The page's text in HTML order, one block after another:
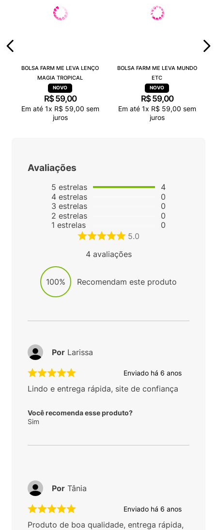
BOLSA FARM ME LEVA LENÇO
MAGIA TROPICAL
R$ 59,00
Em até 1x R$ 59,00 sem
juros
BOLSA FARM ME LEVA MUNDO
ETC
R$ 59,00
Em até 1x R$ 59,00 sem
juros
Avaliações
5 estrelas
4 estrelas
3 estrelas
2 estrelas
1 estrelas
4
0
0
0
0
5.0
4avaliações
100% Recomendam este produto
Enviado há 6 anos
Lindo e entrega rápida, site de confiança
Você recomenda esse produto?
Sim
Por Larissa
Enviado há 6 anos
Produto de boa qualidade, entrega rápida,
Por Tânia